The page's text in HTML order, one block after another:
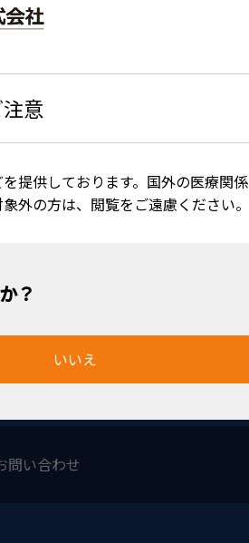
意
提供しております。国外の医療関係
外の方は、閲覧をご遠慮ください。
いいえ
問い合わせ